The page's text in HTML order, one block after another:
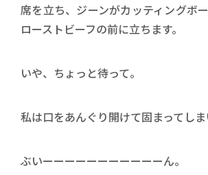
席を立ち、ジーンがカッティングボ
ローストビーフの前に立ちます。
いや、ちょっと待って。
私は口をあんぐり開けて固まってしま
ぶいーーーーーーーーーーーん。